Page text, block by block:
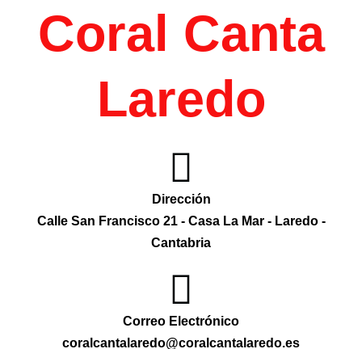
Coral Canta
Laredo
Dirección
Calle San Francisco 21 - Casa La Mar - Laredo -
Cantabria
Correo Electrónico
coralcantalaredo@coralcantalaredo.es